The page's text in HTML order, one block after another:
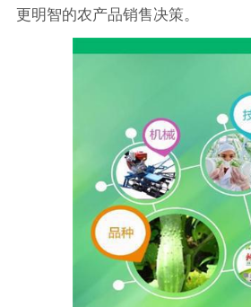
更明智的农产品销售决策。